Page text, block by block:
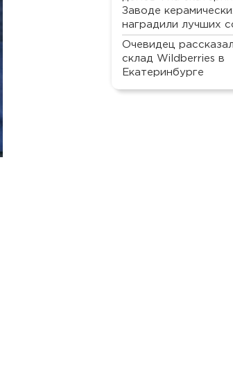
Заводе
наградили лучших
Очевидец
склад Wildberries в
Екатеринбурге